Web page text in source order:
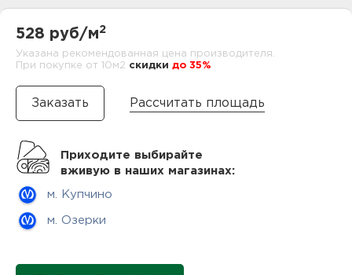
528 руб/м2
Указана рекомендованная цена производителя.
При покупке от 10м2 cкидки до 35%
Рассчитать площадь
Приходите выбирайте
вживую в наших магазинах:
м. Купчино
м. Озерки